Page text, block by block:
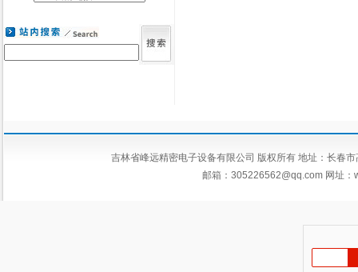
吉林省峰远精密电子设备有限公司 版权所有 地址：长
邮箱： 305226562@qq.com网址：